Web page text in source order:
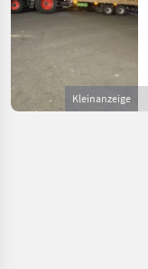
Kleinanzeige